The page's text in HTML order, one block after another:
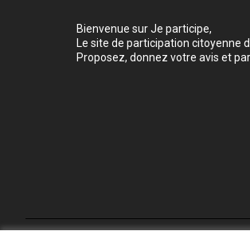
Bienvenue sur Je participe,
Le site de participation citoyenne
Proposez, donnez votre avis et